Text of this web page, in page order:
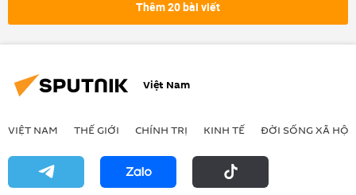
Thêm 20 bài viết
Việt Nam
VIỆT NAM THẾ GIỚI CHÍNH TRỊ KINH TẾ ĐỜI SỐNG XÃ HỘI